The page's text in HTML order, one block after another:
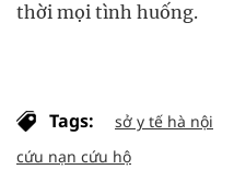
thời mọi tình huống.
Tags: sở y tế hà nội
cứu nạn cứu hộ